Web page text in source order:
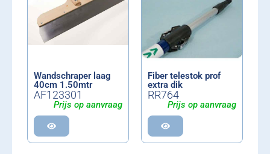
Wandschraper laag
40cm 1.50mtr
AF123301
Prijs op aanvraag
Fiber telestok prof
extra dik
RR764
Prijs op aanvraag